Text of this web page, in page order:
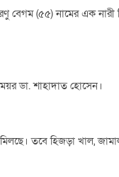
বেগম (৫৫) নামের এক
ডা. শাহাদাত হোসেন।
তবে হিজড়া খাল,